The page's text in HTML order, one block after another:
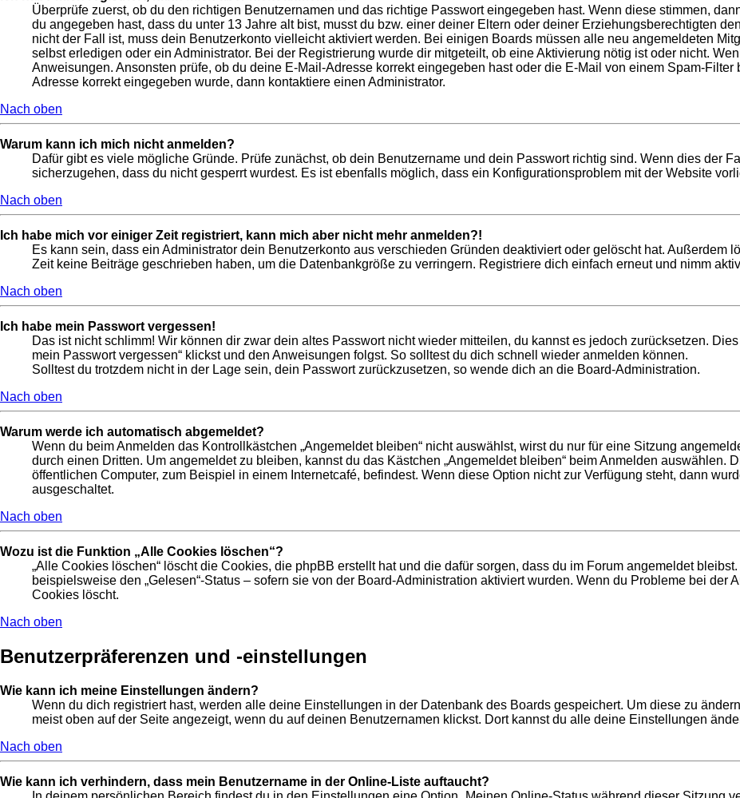
Überprüfe zuerst, ob du den richtigen Benutzernamen und das richtige Passwort eingegeben hast. Wenn diese stimmen,
du angegeben hast, dass du unter 13 Jahre alt bist, musst du bzw. einer deiner Eltern oder deiner Erziehungsberechtigten
nicht der Fall ist, muss dein Benutzerkonto vielleicht aktiviert werden. Bei einigen Boards müssen alle neu angemeldeten
selbst erledigen oder ein Administrator. Bei der Registrierung wurde dir mitgeteilt, ob eine Aktivierung nötig ist oder nicht.
Anweisungen. Ansonsten prüfe, ob du deine E-Mail-Adresse korrekt eingegeben hast oder die E-Mail von einem Spam-
Adresse korrekt eingegeben wurde, dann kontaktiere einen Administrator.
Nach oben
Warum kann ich mich nicht anmelden?
Dafür gibt es viele mögliche Gründe. Prüfe zunächst, ob dein Benutzername und dein Passwort richtig sind. Wenn dies der
sicherzugehen, dass du nicht gesperrt wurdest. Es ist ebenfalls möglich, dass ein Konfigurationsproblem mit der Website
Nach oben
Ich habe mich vor einiger Zeit registriert, kann mich aber nicht mehr anmelden?!
Es kann sein, dass ein Administrator dein Benutzerkonto aus verschieden Gründen deaktiviert oder gelöscht hat. Außerdem
Zeit keine Beiträge geschrieben haben, um die Datenbankgröße zu verringern. Registriere dich einfach erneut und nimm
Nach oben
Ich habe mein Passwort vergessen!
Das ist nicht schlimm! Wir können dir zwar dein altes Passwort nicht wieder mitteilen, du kannst es jedoch zurücksetzen.
mein Passwort vergessen“ klickst und den Anweisungen folgst. So solltest du dich schnell wieder anmelden können.
Solltest du trotzdem nicht in der Lage sein, dein Passwort zurückzusetzen, so wende dich an die Board-Administration.
Nach oben
Warum werde ich automatisch abgemeldet?
Wenn du beim Anmelden das Kontrollkästchen „Angemeldet bleiben“ nicht auswählst, wirst du nur für eine Sitzung
durch einen Dritten. Um angemeldet zu bleiben, kannst du das Kästchen „Angemeldet bleiben“ beim Anmelden auswählen.
öffentlichen Computer, zum Beispiel in einem Internetcafé, befindest. Wenn diese Option nicht zur Verfügung steht, dann
ausgeschaltet.
Nach oben
Wozu ist die Funktion „Alle Cookies löschen“?
„Alle Cookies löschen“ löscht die Cookies, die phpBB erstellt hat und die dafür sorgen, dass du im Forum angemeldet
beispielsweise den „Gelesen“-Status – sofern sie von der Board-Administration aktiviert wurden. Wenn du Probleme bei der
Cookies löscht.
Nach oben
Benutzerpräferenzen und -einstellungen
Wie kann ich meine Einstellungen ändern?
Wenn du dich registriert hast, werden alle deine Einstellungen in der Datenbank des Boards gespeichert. Um diese zu
meist oben auf der Seite angezeigt, wenn du auf deinen Benutzernamen klickst. Dort kannst du alle deine Einstellungen
Nach oben
Wie kann ich verhindern, dass mein Benutzername in der Online-Liste auftaucht?